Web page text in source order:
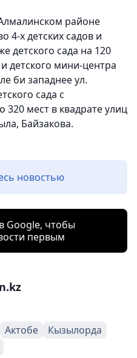
районе
4-х детских садов и
детского сада на 120
детского мини-центра
би западнее ул.
сада с
мест в квадрате улиц
Байзакова.
новостью
Google, чтобы
первым
Актобе
Кызылорда